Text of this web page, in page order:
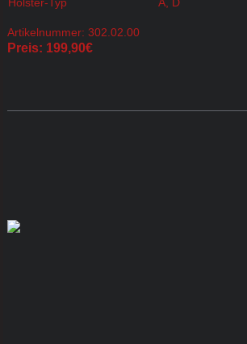
Artikelnummer: 302.02.00
Preis: 199,90€